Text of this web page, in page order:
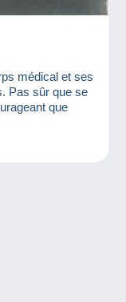
médical et ses
Pas sûr que se
que